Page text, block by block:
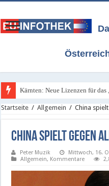
Kärnten: Neue Lizenzen für
Startseite / Allgemein / China
China spielt gegen
Peter Muzik
Mittwoch, 16.
Allgemein, Kommentare